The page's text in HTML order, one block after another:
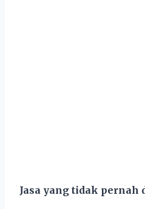
Jasa yang tidak pernah